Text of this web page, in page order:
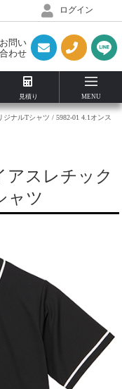
ログイン
お問い
合わせ
見積り MENU
ジナルTシャツ
5982-01 4.1オンス
アスレチック
ャツ